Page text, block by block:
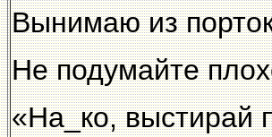
Вынимаю из
Не подумайте
«На_ко, выстирай